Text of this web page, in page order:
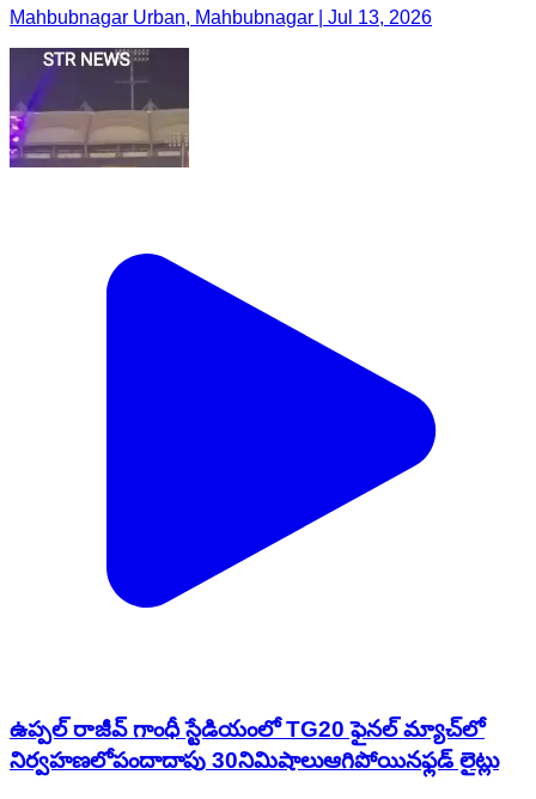
Mahbubnagar Urban, Mahbubnagar | Jul 13, 2026
ఉప్పల్ రాజీవ్ గాంధీ స్టేడియంలో TG20 ఫైనల్ మ్యాచ్‌లో
నిర్వహణలోపందాదాపు 30నిమిషాలుఆగిపోయినఫ్లడ్ లైట్లు